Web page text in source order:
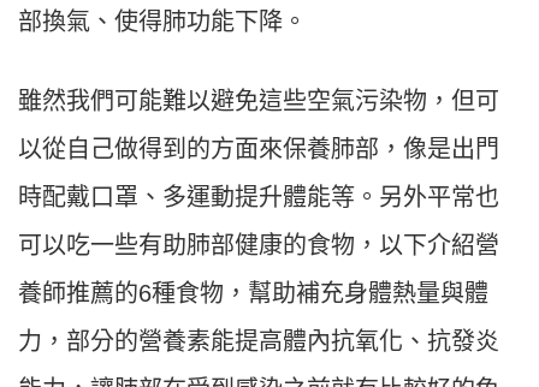
部換氣、使得肺功能下降。
雖然我們可能難以避免這些空氣污染物，但可
以從自己做得到的方面來保養肺部，像是出門
時配戴口罩、多運動提升體能等。另外平常也
可以吃一些有助肺部健康的食物，以下介紹營
養師推薦的6種食物，幫助補充身體熱量與體
力，部分的營養素能提高體內抗氧化、抗發炎